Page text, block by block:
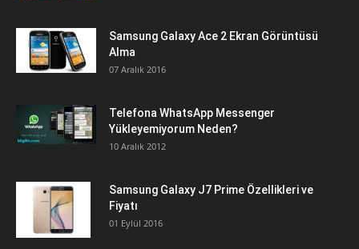
Samsung Galaxy Ace 2 Ekran Görüntüsü
Alma
07 Aralık 2016
Telefona WhatsApp Messenger
Yükleyemiyorum Neden?
10 Aralık 2012
Samsung Galaxy J7 Prime Özellikleri ve
Fiyatı
01 Eylül 2016